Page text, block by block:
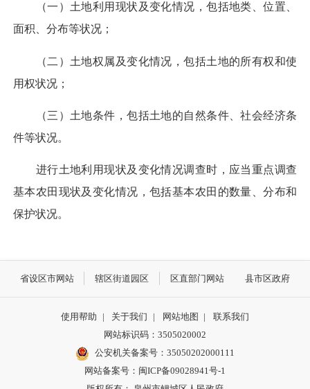
（一）土地利用现状及变化情况，包括地类、位置、
面积、分布等状况；
（二）土地权属及变化情况，包括土地的所有权和使
用权状况；
（三）土地条件，包括土地的自然条件、社会经济条
件等状况。
进行土地利用现状及变化情况调查时，应当重点调查
基本农田现状及变化情况，包括基本农田的数量、分布和
保护状况。
省设区市网站 辖区街道园区 区直部门网站 县市区政府
使用帮助 | 关于我们 | 网站地图 |
联系我们
网站标识码：3505020002
公安机关备案号：35050202000111
网站备案号：闽ICP备09028941号-1